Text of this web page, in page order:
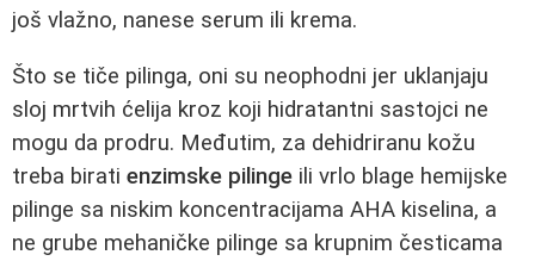
još vlažno, nanese serum ili krema.
Što se tiče pilinga, oni su neophodni jer uklanjaju
sloj mrtvih ćelija kroz koji hidratantni sastojci ne
mogu da prodru. Međutim, za dehidriranu kožu
treba birati enzimske pilinge ili vrlo blage hemijske
pilinge sa niskim koncentracijama AHA kiselina, a
ne grube mehaničke pilinge sa krupnim česticama